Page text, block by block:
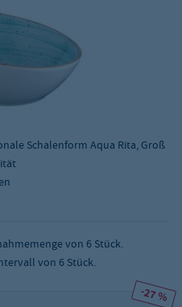
Schalenform Aqua Rita, Groß
von 6 Stück.
von 6 Stück.
-27 %